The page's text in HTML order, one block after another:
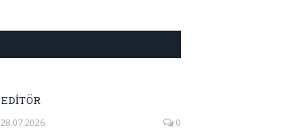
EDİTÖR
28.07.2026 0